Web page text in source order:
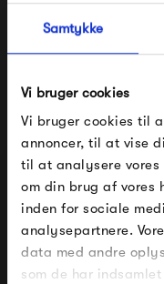
Samtykke
Vi bruger cookies
Vi bruger cookies til
annoncer, til at vise
til at analysere
om din brug af vores
inden for sociale
analysepartnere.
data med andre
som de har
Produkter
FÅ 10% PÅ
Indtast din e-mail,
mail.
rabatten.